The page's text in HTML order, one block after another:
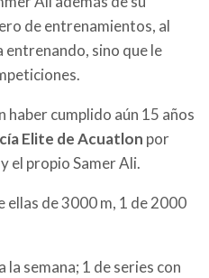
de entrenamientos, al
entrenando, sino que le
haber cumplido aún 15 años
Elite de Acuatlon por
el propio Samer Ali.
ellas de 3000 m, 1 de 2000
la semana; 1 de series con